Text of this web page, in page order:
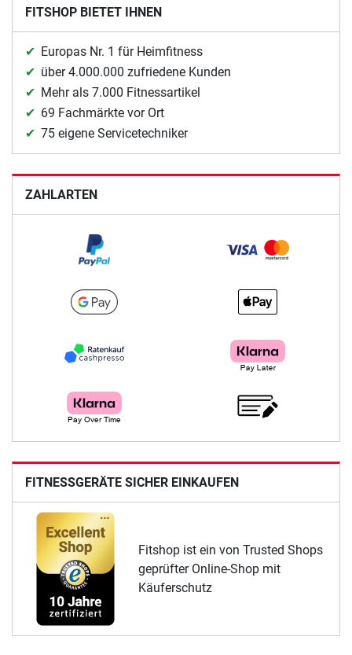
FITSHOP BIETET IHNEN
Europas Nr. 1 für Heimfitness
über 4.000.000 zufriedene Kunden
Mehr als 7.000 Fitnessartikel
69 Fachmärkte vor Ort
75 eigene Servicetechniker
ZAHLARTEN
FITNESSGERÄTE SICHER EINKAUFEN
Fitshop ist ein von Trusted Shops
geprüfter Online-Shop mit
Käuferschutz